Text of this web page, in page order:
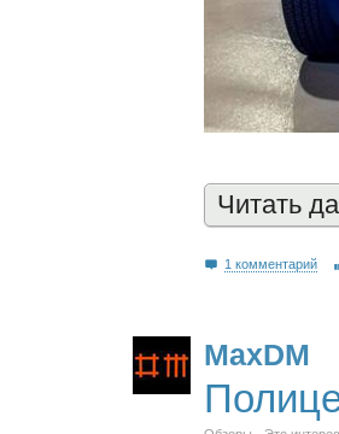
Читать
1 комментарий
MaxDM